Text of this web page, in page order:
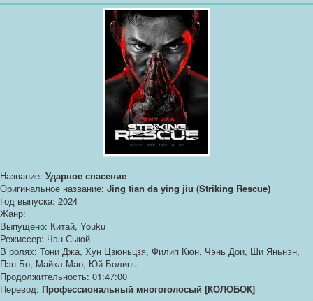
Название: Ударное спасение
Оригинальное название: Jing tian da ying jiu (Striking Rescue)
Год выпуска: 2024
Жанр:
Выпущено: Китай, Youku
Режиссер: Чэн Сыюй
В ролях: Тони Джа, Хун Цзюньцзя, Филип Кюн, Чэнь Дои, Ши Яньнэн,
Пэн Бо, Майкл Мао, Юй Болинь
Продолжительность: 01:47:00
Перевод: Профессиональный многоголосый [КОЛОБОК]